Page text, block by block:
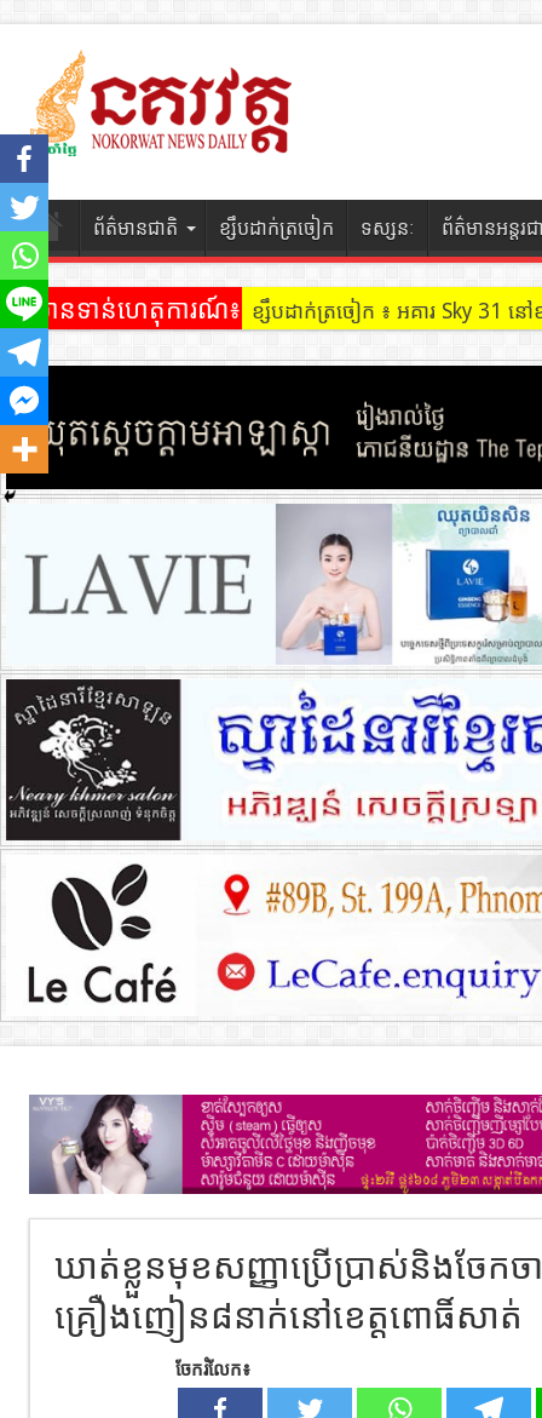
ព័ត៌មានជាតិ ខ្សឹបដាក់ត្រចៀក ទស្សនៈ ព័ត៌មានអន្តរជ
ព័ត៌មានទាន់ហេតុការណ៍៖ ខ្សឹបដាក់ត្រចៀក ៖ ដល់ករ ! ឈ្មួញដឹក
ឃាត់ខ្លួនមុខសញ្ញាប្រើប្រាស់និងចែក
គ្រឿងញៀន៨នាក់នៅខេត្តពោធិ៍សាត់
ចែករំលែក៖